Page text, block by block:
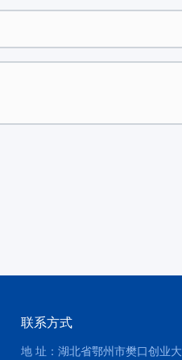
联系方式
地 址：湖北省鄂州市樊口创业